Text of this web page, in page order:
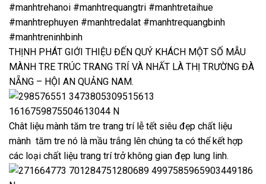
#manhtrehanoi #manhtrequangtri #manhtretaihue
#manhtrephuyen #manhtredalat #manhtrequangbinh
#manhtreninhbinh
THỊNH PHÁT GIỚI THIỆU ĐẾN QUÝ KHÁCH MỘT SỐ MẪU
MÀNH TRE TRÚC TRANG TRÍ VÀ NHẤT LÀ THỊ TRƯỜNG ĐÀ
NẴNG – HỘI AN QUẢNG NAM.
Chât liệu mành tăm tre trang trí lễ tết siêu đẹp chất liệu
mành tăm tre nó là mầu trắng lên chúng ta có thể kết hợp
các loại chất liệu trang trí trở không gian đẹp lung linh.